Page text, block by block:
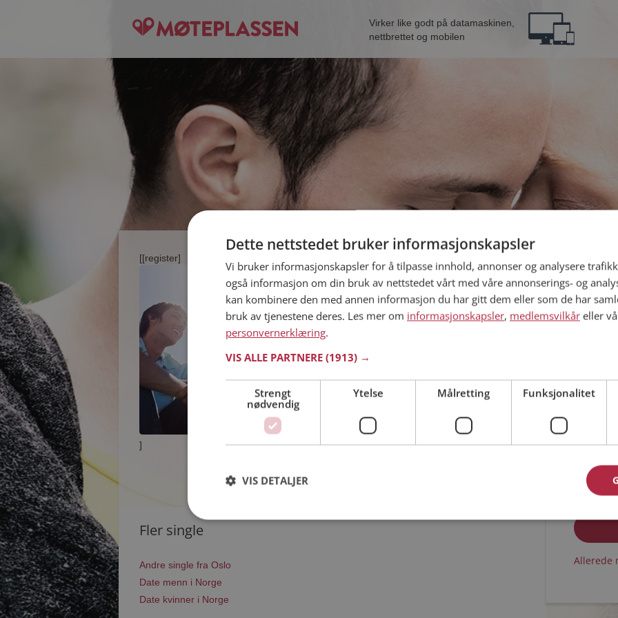
Virker like godt på datamaskinen,
nettbrettet og mobilen
[[register]
]
Fler single
Andre single fra Oslo
Date menn i Norge
Date kvinner i Norge
Jeg er en:
Jeg
Jeg
Allerede
Dette nettstedet bruker informasjonskapsler
Vi bruker informasjonskapsler for å tilpasse innhold, annonser og analysere
også informasjon om din bruk av nettstedet vårt med våre annonserings- og
kan kombinere den med annen informasjon du har gitt dem eller som de har
bruk av tjenestene deres. Les mer om informasjonskapsler, medlemsvilkår eller
personvernerklæring.
VIS ALLE PARTNERE (1913) →
Strengt
nødvendig
Ytelse Målretting Funksjonalitet
VIS DETALJER